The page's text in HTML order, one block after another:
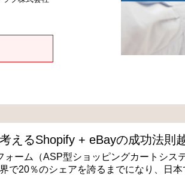
えるShopify + eBayの成功法則
ーム（ASP型ショッピングカートシス
で20％のシェアを誇るまでになり、日